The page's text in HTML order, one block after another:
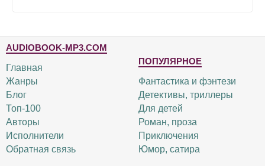
AUDIOBOOK-MP3.COM
Главная
Жанры
Блог
Топ-100
Авторы
Исполнители
Обратная связь
ПОПУЛЯРНОЕ
Фантастика и фэнтези
Детективы, триллеры
Для детей
Роман, проза
Приключения
Юмор, сатира